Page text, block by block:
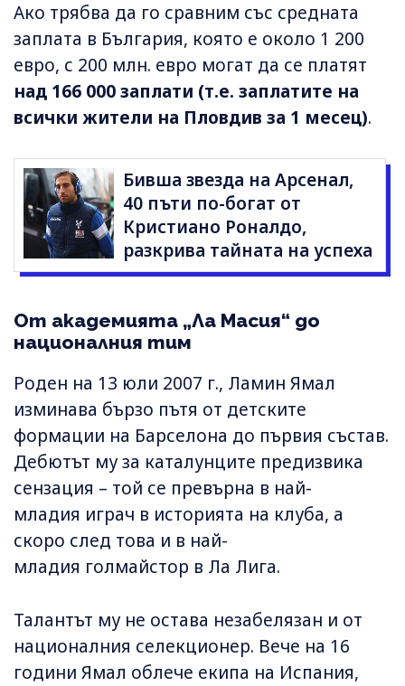
Ако трябва да го сравним със средната
заплата в България, която е около 1 200
евро, с 200 млн. евро могат да се платят
над 166 000 заплати (т.е. заплатите на
всички жители на Пловдив за 1 месец).
Бивша звезда на Арсенал,
40 пъти по-богат от
Кристиано Роналдо,
разкрива тайната на успеха
От академията „Ла Масия“ до
националния тим
Роден на 13 юли 2007 г., Ламин Ямал
изминава бързо пътя от детските
формации на Барселона до първия състав.
Дебютът му за каталунците предизвика
сензация – той се превърна в най-
младия играч в историята на клуба, а
скоро след това и в най-
младия голмайстор в Ла Лига.
Талантът му не остава незабелязан и от
националния селекционер. Вече на 16
години Ямал облече екипа на Испания,